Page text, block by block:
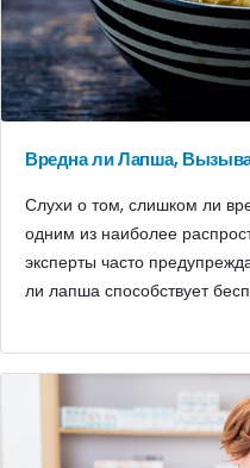
Вредна ли Лапша,
Слухи о том, слишком ли
одним из наиболее
эксперты часто
ли лапша способствует